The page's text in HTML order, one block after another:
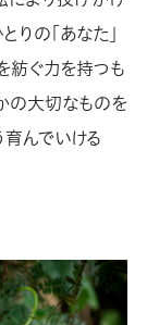
の「あなた」
紡ぐ力を持つも
の大切なものを
育んでいける